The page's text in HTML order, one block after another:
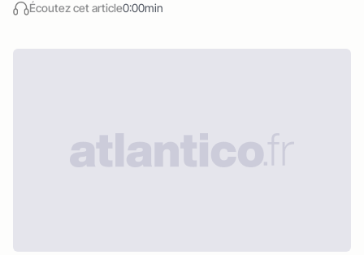
Écoutez cet article0:00min